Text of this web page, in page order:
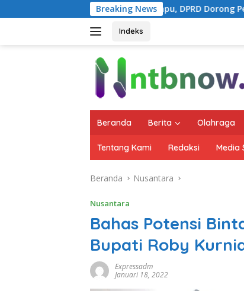
ke
Breaking News
di RSUD Dompu, DPRD Dorong Penanganan Terpadu
Indeks
Beranda Berita Olahraga
Tentang Kami Redaksi Media
Beranda Nusantara
Nusantara
Bahas Potensi
Bupati Roby
Expressadm
Januari 18, 2022